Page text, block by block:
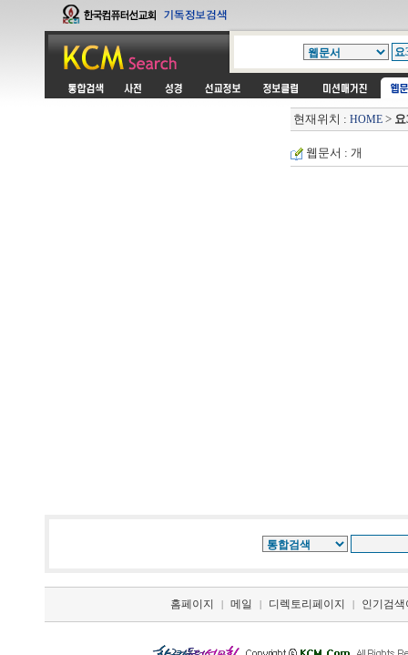
현재위치 : HOME >
웹문서 : 개
홈페이지 | 메일 | 디렉토리페이지 | 인기검색